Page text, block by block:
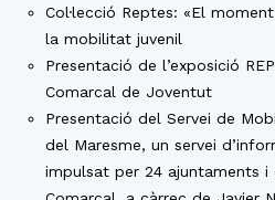
Col·lecció Reptes: «El
la mobilitat juvenil
Presentació de l’exposició
Comarcal de Joventut
Presentació del Servei de
del Maresme, un servei
impulsat per 24 ajuntaments